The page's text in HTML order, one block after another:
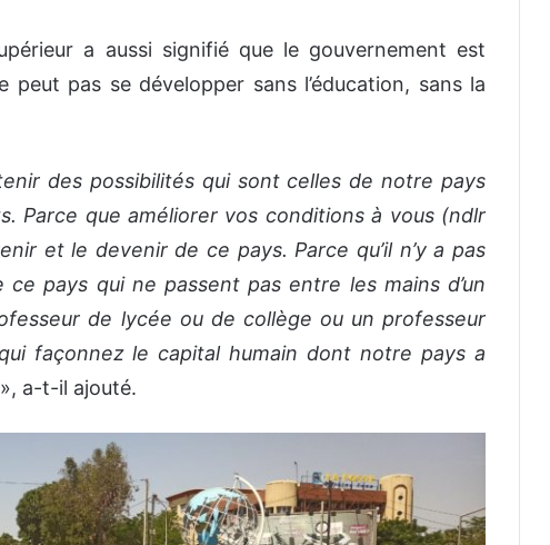
a aussi signifié que le gouvernement est
peut pas se développer sans l’éducation, sans la
des possibilités qui sont celles de notre pays
Parce que améliorer vos conditions à vous (ndlr
et le devenir de ce pays. Parce qu’il n’y a pas
pays qui ne passent pas entre les mains d’un
de lycée ou de collège ou un professeur
façonnez le capital humain dont notre pays a
», a-t-il ajouté.